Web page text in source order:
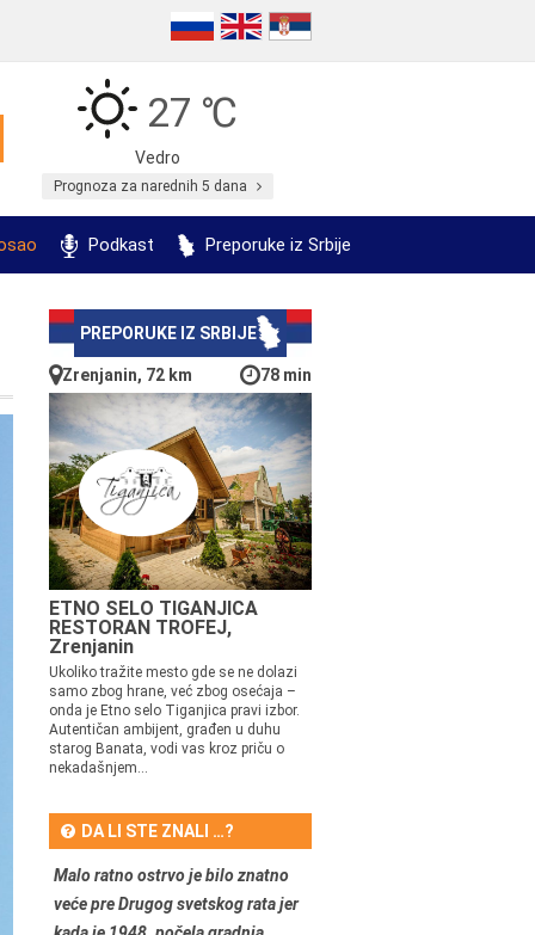
27 ℃
Vedro
Prognoza za narednih 5 dana
Podkast Preporuke iz Srbije
PREPORUKE IZ SRBIJE
Zrenjanin, 72 km 78 min
ETNO SELO TIGANJICA
RESTORAN TROFEJ,
Zrenjanin
Ukoliko tražite mesto gde se ne dolazi
samo zbog hrane, već zbog osećaja –
onda je Etno selo Tiganjica pravi izbor.
Autentičan ambijent, građen u duhu
starog Banata, vodi vas kroz priču o
nekadašnjem...
DA LI STE ZNALI …?
Malo ratno ostrvo je bilo znatno
veće pre Drugog svetskog rata jer